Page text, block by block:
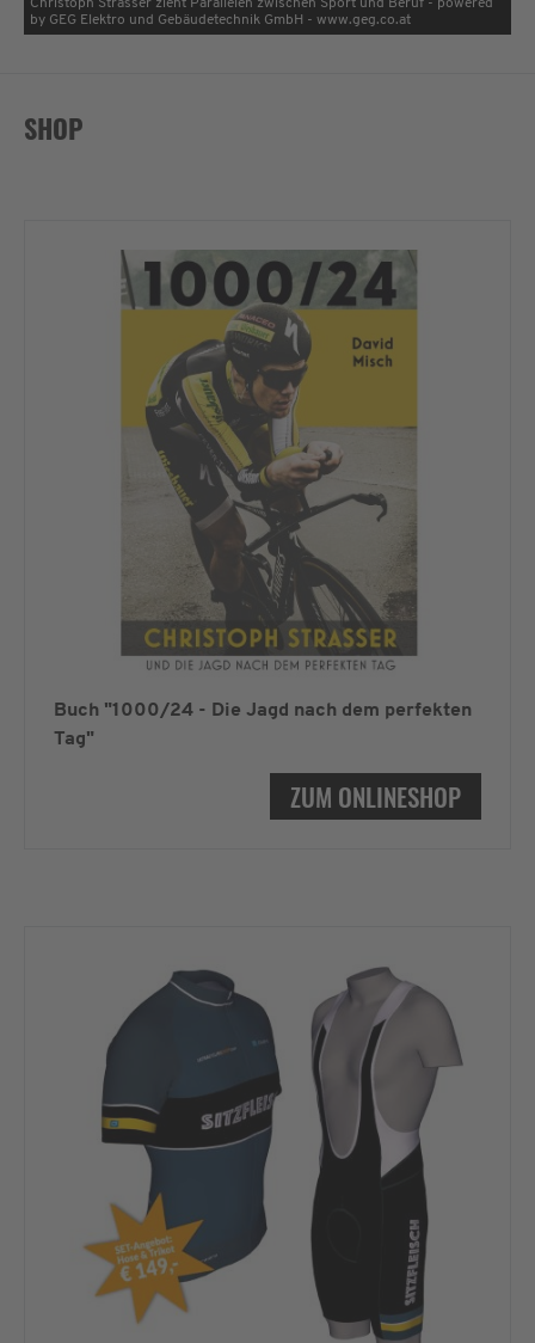
Christoph Strasser zieht Parallelen zwischen Sport und Beruf - powered
by GEG Elektro und Gebäudetechnik GmbH - www.geg.co.at
SHOP
Buch "1000/24 - Die Jagd nach dem perfekten
Tag"
ZUM ONLINESHOP